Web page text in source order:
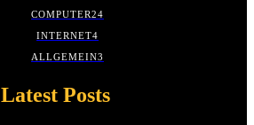
COMPUTER24
INTERNET4
ALLGEMEIN3
Latest Posts